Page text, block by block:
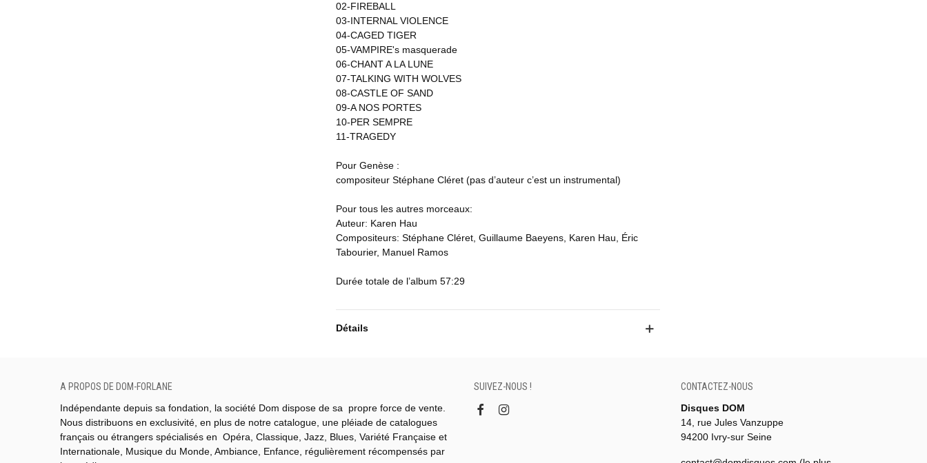
02-FIREBALL
03-INTERNAL VIOLENCE
04-CAGED TIGER
05-VAMPIRE's masquerade
06-CHANT A LA LUNE
07-TALKING WITH WOLVES
08-CASTLE OF SAND
09-A NOS PORTES
10-PER SEMPRE
11-TRAGEDY
Pour Genèse :
compositeur Stéphane Cléret (pas d’auteur c’est un instrumental)
Pour tous les autres morceaux:
Auteur: Karen Hau
Compositeurs: Stéphane Cléret, Guillaume Baeyens, Karen Hau, Éric
Tabourier, Manuel Ramos
Durée totale de l’album 57:29
Détails
A PROPOS DE DOM-FORLANE
Indépendante depuis sa fondation, la société Dom dispose de sa propre force de vente.
Nous distribuons en exclusivité, en plus de notre catalogue, une pléiade de catalogues
français ou étrangers spécialisés en Opéra, Classique, Jazz, Blues, Variété Française et
Internationale, Musique du Monde, Ambiance, Enfance, régulièrement récompensés par
SUIVEZ-NOUS !
CONTACTEZ-NOUS
Disques DOM
14, rue Jules Vanzuppe
94200 Ivry-sur Seine